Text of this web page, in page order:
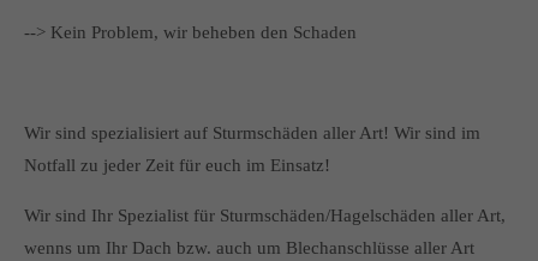
--> Kein Problem, wir beheben den Schaden
Wir sind spezialisiert auf Sturmschäden aller Art! Wir sind im
Notfall zu jeder Zeit für euch im Einsatz!
Wir sind Ihr Spezialist für Sturmschäden/Hagelschäden aller Art,
wenns um Ihr Dach bzw. auch um Blechanschlüsse aller Art